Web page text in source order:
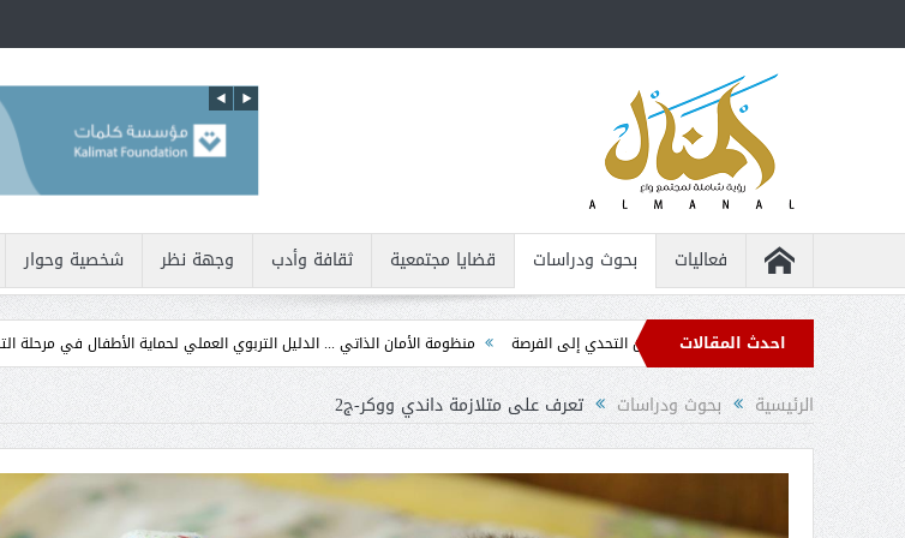
فعاليات بحوث ودراسات قضايا مجتمعية ثقافة وأدب وجهة نظر شخصية وحوار
احدث المقالات
من ذوي الإعاقة ... من التحدي إلى الفرصة منظومة الأمان الذاتي ... الدليل التربوي العملي لحماية الأطفال في مرحلة التدخل المبكر
الرئيسية بحوث ودراسات
تعرف على متلازمة داندي ووكر-ج2